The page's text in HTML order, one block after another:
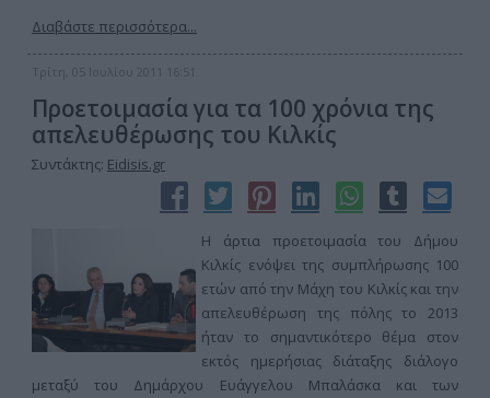
Διαβάστε περισσότερα...
Τρίτη, 05 Ιουλίου 2011 16:51
Προετοιμασία για τα 100 χρόνια της
απελευθέρωσης του Κιλκίς
Συντάκτης: Eidisis.gr
Η άρτια προετοιμασία του Δήμου
Κιλκίς ενόψει της συμπλήρωσης 100
ετών από την Μάχη του Κιλκίς και την
απελευθέρωση της πόλης το 2013
ήταν το σημαντικότερο θέμα στον
εκτός ημερήσιας διάταξης διάλογο
μεταξύ του Δημάρχου Ευάγγελου Μπαλάσκα και των